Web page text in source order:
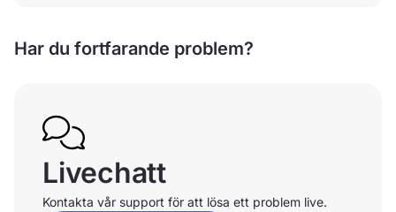
Har du fortfarande problem?
Livechatt
Kontakta vår support för att lösa ett problem live.